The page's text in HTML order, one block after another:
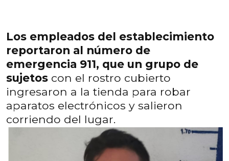
Los empleados del establecimiento
reportaron al número de
emergencia 911, que un grupo de
sujetos con el rostro cubierto
ingresaron a la tienda para robar
aparatos electrónicos y salieron
corriendo del lugar.